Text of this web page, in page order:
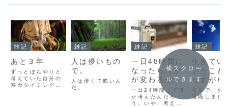
雑記
あと３年
ずっとぼんやりと
考えていた自分の
寿命タイミングま
雑記
人は儚いもの
で。
人は儚くて脆いん
だ。
雑記
一日48時間に
なったら何か
が変わるかも
しれないね。
一日24時間って誰
が考えたんだろ
う。いや、考えた
雑記
生きてい
いうこと
りすがり
職日記。
今月で、お
退職しまし
横スクロー
ルできます